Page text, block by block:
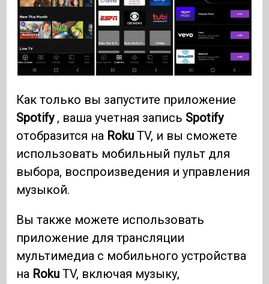
Как только вы запустите приложение
Spotify, ваша учетная запись Spotify
отобразится на Roku TV, и вы сможете
использовать мобильный пульт для
выбора, воспроизведения и управления
музыкой.
Вы также можете использовать
приложение для трансляции
мультимедиа с мобильного устройства
на Roku TV, включая музыку,